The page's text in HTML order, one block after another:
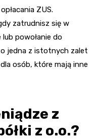
ZUS.
zatrudnisz się w
lub powołanie do
jedna z istotnych zalet
osób, które mają inne
z
z o.o.?